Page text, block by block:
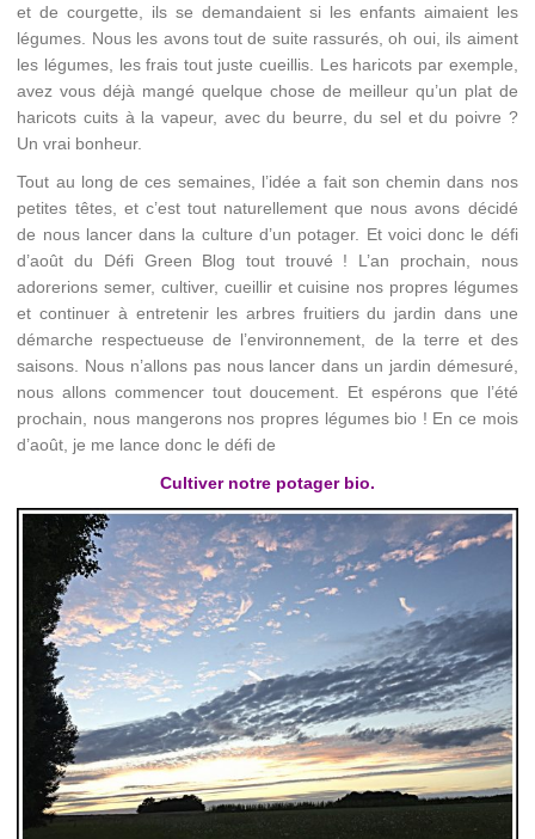
et de courgette, ils se demandaient si les enfants aimaient les
légumes. Nous les avons tout de suite rassurés, oh oui, ils aiment
les légumes, les frais tout juste cueillis. Les haricots par exemple,
avez vous déjà mangé quelque chose de meilleur qu’un plat de
haricots cuits à la vapeur, avec du beurre, du sel et du poivre ?
Un vrai bonheur.
Tout au long de ces semaines, l’idée a fait son chemin dans nos
petites têtes, et c’est tout naturellement que nous avons décidé
de nous lancer dans la culture d’un potager. Et voici donc le défi
d’août du Défi Green Blog tout trouvé ! L’an prochain, nous
adorerions semer, cultiver, cueillir et cuisine nos propres légumes
et continuer à entretenir les arbres fruitiers du jardin dans une
démarche respectueuse de l’environnement, de la terre et des
saisons. Nous n’allons pas nous lancer dans un jardin démesuré,
nous allons commencer tout doucement. Et espérons que l’été
prochain, nous mangerons nos propres légumes bio ! En ce mois
d’août, je me lance donc le défi de
Cultiver notre potager bio.